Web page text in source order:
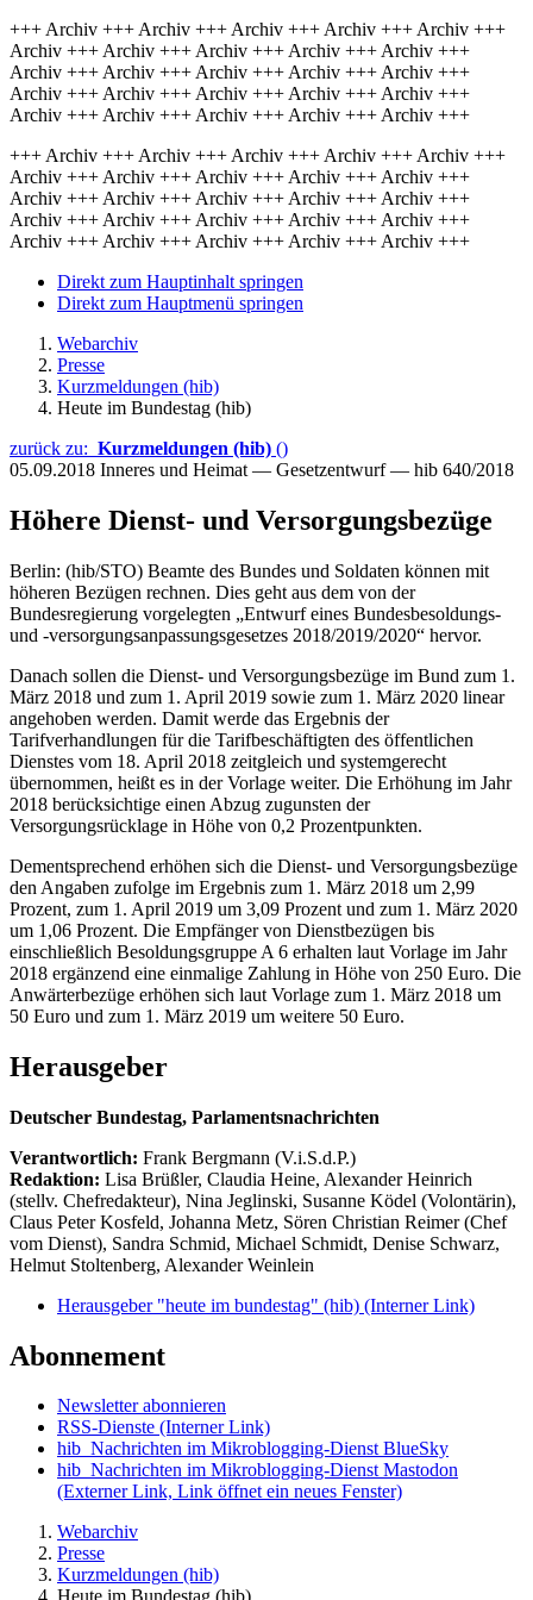
+++ Archiv +++ Archiv +++ Archiv +++ Archiv +++ Archiv +++
Archiv +++ Archiv +++ Archiv +++ Archiv +++ Archiv +++
Archiv +++ Archiv +++ Archiv +++ Archiv +++ Archiv +++
Archiv +++ Archiv +++ Archiv +++ Archiv +++ Archiv +++
Archiv +++ Archiv +++ Archiv +++ Archiv +++ Archiv +++
+++ Archiv +++ Archiv +++ Archiv +++ Archiv +++ Archiv +++
Archiv +++ Archiv +++ Archiv +++ Archiv +++ Archiv +++
Archiv +++ Archiv +++ Archiv +++ Archiv +++ Archiv +++
Archiv +++ Archiv +++ Archiv +++ Archiv +++ Archiv +++
Archiv +++ Archiv +++ Archiv +++ Archiv +++ Archiv +++
Direkt zum Hauptinhalt springen
Direkt zum Hauptmenü springen
Webarchiv
Presse
Kurzmeldungen (hib)
Heute im Bundestag (hib)
zurück zu: Kurzmeldungen (hib) ()
05.09.2018 Inneres und Heimat — Gesetzentwurf — hib 640/2018
Höhere Dienst- und Versorgungsbezüge
Berlin: (hib/STO) Beamte des Bundes und Soldaten können mit
höheren Bezügen rechnen. Dies geht aus dem von der
Bundesregierung vorgelegten „Entwurf eines Bundesbesoldungs-
und -versorgungsanpassungsgesetzes 2018/2019/2020“ hervor.
Danach sollen die Dienst- und Versorgungsbezüge im Bund zum 1.
März 2018 und zum 1. April 2019 sowie zum 1. März 2020 linear
angehoben werden. Damit werde das Ergebnis der
Tarifverhandlungen für die Tarifbeschäftigten des öffentlichen
Dienstes vom 18. April 2018 zeitgleich und systemgerecht
übernommen, heißt es in der Vorlage weiter. Die Erhöhung im Jahr
2018 berücksichtige einen Abzug zugunsten der
Versorgungsrücklage in Höhe von 0,2 Prozentpunkten.
Dementsprechend erhöhen sich die Dienst- und Versorgungsbezüge
den Angaben zufolge im Ergebnis zum 1. März 2018 um 2,99
Prozent, zum 1. April 2019 um 3,09 Prozent und zum 1. März 2020
um 1,06 Prozent. Die Empfänger von Dienstbezügen bis
einschließlich Besoldungsgruppe A 6 erhalten laut Vorlage im Jahr
2018 ergänzend eine einmalige Zahlung in Höhe von 250 Euro. Die
Anwärterbezüge erhöhen sich laut Vorlage zum 1. März 2018 um
50 Euro und zum 1. März 2019 um weitere 50 Euro.
Herausgeber
Deutscher Bundestag, Parlamentsnachrichten
Verantwortlich: Frank Bergmann (V.i.S.d.P.)
Redaktion: Lisa Brüßler, Claudia Heine, Alexander Heinrich
(stellv. Chefredakteur), Nina Jeglinski, Susanne Ködel (Volontärin),
Claus Peter Kosfeld, Johanna Metz, Sören Christian Reimer (Chef
vom Dienst), Sandra Schmid, Michael Schmidt, Denise Schwarz,
Helmut Stoltenberg, Alexander Weinlein
Herausgeber "heute im bundestag" (hib) (Interner Link)
Abonnement
Newsletter abonnieren
RSS-Dienste (Interner Link)
hib_Nachrichten im Mikroblogging-Dienst BlueSky
hib_Nachrichten im Mikroblogging-Dienst Mastodon
(Externer Link, Link öffnet ein neues Fenster)
Webarchiv
Presse
Kurzmeldungen (hib)